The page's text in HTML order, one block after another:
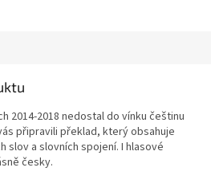
2014-2018 nedostal do vínku češtinu
připravili překlad, který obsahuje
slov a slovních spojení. I hlasové
česky.